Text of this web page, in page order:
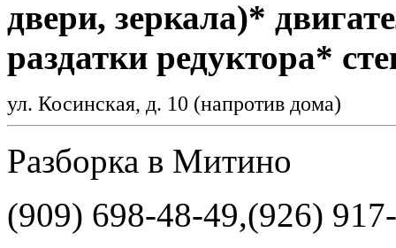
двери, зеркала)*
раздатки редуктора*
ул. Косинская, д. 10 (напротив дома)
Разборка в Митино
(909) 698-48-49,(926)